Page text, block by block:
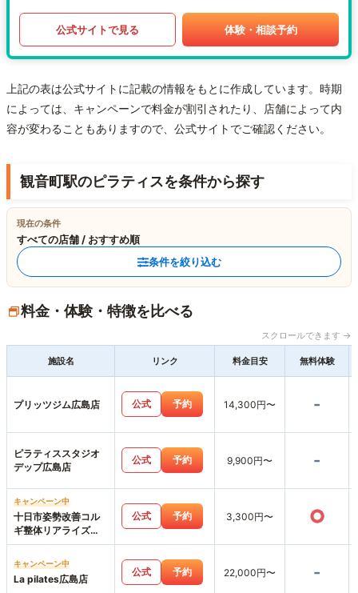
公式サイトで見る 体験・相談予約
上記の表は公式サイトに記載の情報をもとに作成しています。時期
によっては、キャンペーンで料金が割引されたり、店舗によって内
容が変わることもありますので、公式サイトでご確認ください。
観音町駅のピラティスを条件から探す
現在の条件
すべての店舗 / おすすめ順
条件を絞り込む
料金・体験・特徴を比べる
スクロールできます →
施設名 リンク 料金目安 無料体験
プリッツジム広島店 公式 予約 14,300円〜 -
ピラティススタジオ
デップ広島店
公式 予約 9,900円〜 -
キャンペーン中
十日市姿勢改善コル
ギ整体リアライズ
【パーソナルジムリ
アライズ】LIARAISE
公式 予約 3,300円〜 ○
キャンペーン中
La pilates広島店
公式 予約 22,000円〜 -